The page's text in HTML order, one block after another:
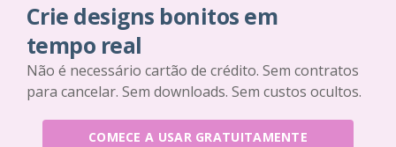
Crie designs bonitos em
tempo real
Não é necessário cartão de crédito. Sem contratos
para cancelar. Sem downloads. Sem custos ocultos.
COMECE A USAR GRATUITAMENTE